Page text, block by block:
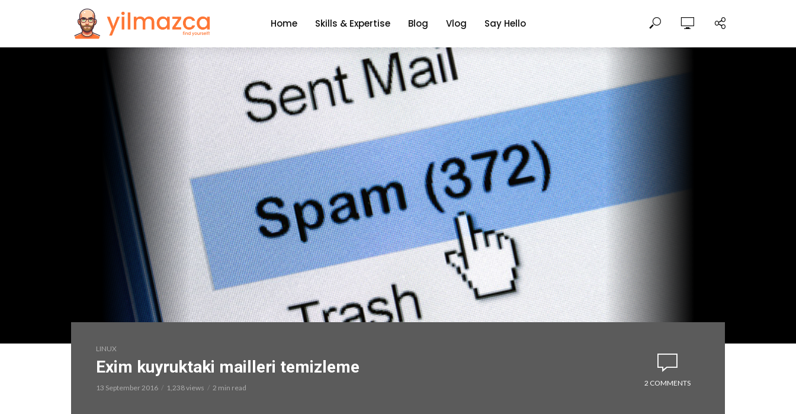
Home Skills & Expertise Blog Vlog Say Hello
LINUX
Exim kuyruktaki mailleri temizleme
13 September 2016 1,238 views 2 min read
2 COMMENTS